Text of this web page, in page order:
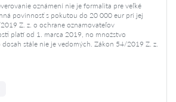
oznámení nie je formalita pre veľké
povinnosť s pokutou do 20 000 eur pri jej
Z. z. o ochrane oznamovateľov
platí od 1. marca 2019, no množstvo
stále nie je vedomých. Zákon 54/2019 Z. z.